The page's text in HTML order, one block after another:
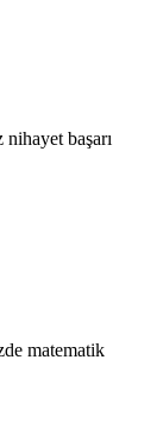
başarı
matematik